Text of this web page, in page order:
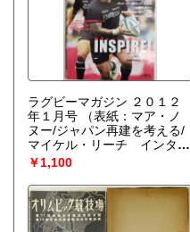
ラグビーマガジン ２０１２
年１月号
（表紙：マア・ノ
ヌー/ジャパン再建を考える/
マイケル・リーチ インタビ
ュー）
￥1,100